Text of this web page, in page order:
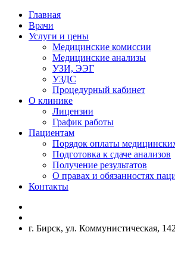
Главная
Врачи
Услуги и цены
Медицинские комиссии
Медицинские анализы
УЗИ, ЭЭГ
УЗДС
Процедурный кабинет
О клинике
Лицензии
График работы
Пациентам
Порядок оплаты
Подготовка к сдаче анализов
Получение результатов
О правах и обязанностях
Контакты
г. Бирск, ул. Коммунистическая,